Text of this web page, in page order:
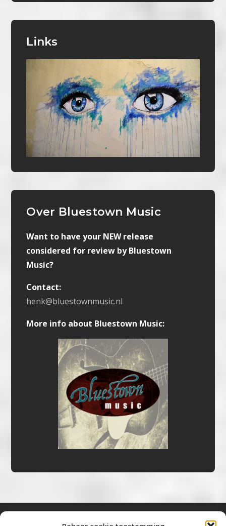
Links
Over Bluestown Music
Want to have your NEW release
considered for review by Bluestown
Music?
Contact:
henk@bluestownmusic.nl
More info about Bluestown Music: